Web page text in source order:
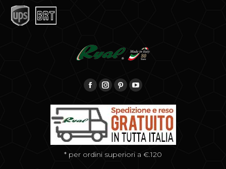
Facebook
Instagram
PinterestYouTube
* per ordini superiori a €.120